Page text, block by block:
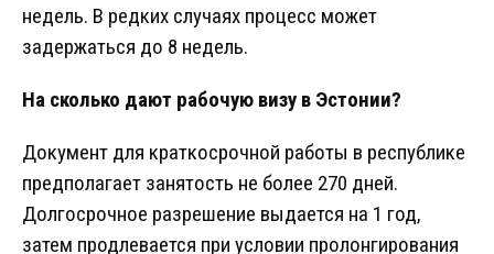
недель. В редких случаях процесс может
задержаться до 8 недель.
На сколько дают рабочую визу в Эстонии?
Документ для краткосрочной работы в республике
предполагает занятость не более 270 дней.
Долгосрочное разрешение выдается на 1 год,
затем продлевается при условии пролонгирования